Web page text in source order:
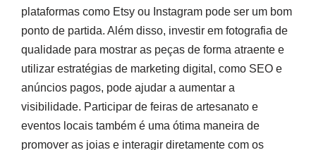
plataformas como Etsy ou Instagram pode ser um bom
ponto de partida. Além disso, investir em fotografia de
qualidade para mostrar as peças de forma atraente e
utilizar estratégias de marketing digital, como SEO e
anúncios pagos, pode ajudar a aumentar a
visibilidade. Participar de feiras de artesanato e
eventos locais também é uma ótima maneira de
promover as joias e interagir diretamente com os